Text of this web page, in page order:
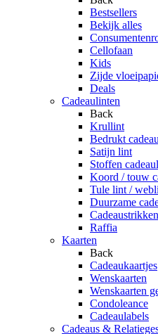
Bestsellers
Bekijk alles
Cellofaan
Kids
Zijde
Deals
Cadeaulinten
Back
Krullint
Bedrukt
Satijn lint
Stoffen
Koord / touw
Tule lint /
Duurzame
Cadeaustrikken
Raffia
Kaarten
Back
Cadeaukaartjes
Wenskaarten
Wenskaarten
Condoleance
Cadeaulabels
Cadeaus &